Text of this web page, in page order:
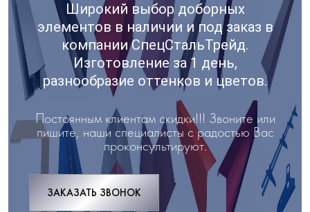
Широкий выбор доборных
элементов в наличии и под заказ в
компании СпецСтальТрейд.
Изготовление за 1 день,
разнообразие оттенков и цветов.
Постоянным клиентам скидки!!! Звоните или
пишите, наши специалисты с радостью Вас
проконсультируют.
ЗАКАЗАТЬ ЗВОНОК